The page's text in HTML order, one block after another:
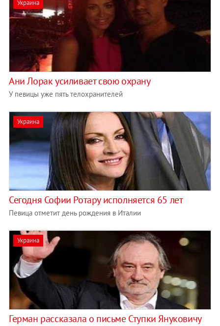
Украина
Ани Лорак усиливает свою охрану
У певицы уже пять телохранителей
Украина
Сегодня Софии Ротару исполняется 65 лет
Певица отметит день рождения в Италии
Украина
Герман рассказала о письме Ступки Януковичу